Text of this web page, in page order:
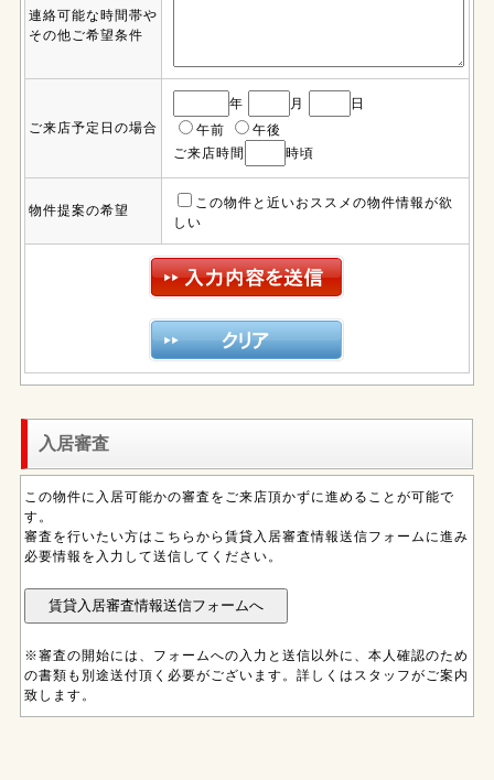
連絡可能な時間帯や
その他ご希望条件
ご来店予定日の場合
年 月
日
午前
午後
ご来店時間
時頃
物件提案の希望
この物件と近いおススメの物件情報が欲
しい
入居審査
この物件に入居可能かの審査をご来店頂かずに進めることが可能で
す。
審査を行いたい方はこちらから賃貸入居審査情報送信フォームに進み
必要情報を入力して送信してください。
※審査の開始には、フォームへの入力と送信以外に、本人確認のため
の書類も別途送付頂く必要がございます。詳しくはスタッフがご案内
致します。